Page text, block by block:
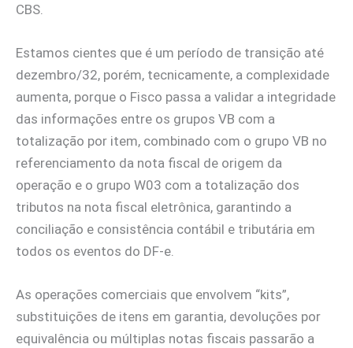
CBS.
Estamos cientes que é um período de transição até
dezembro/32, porém, tecnicamente, a complexidade
aumenta, porque o Fisco passa a validar a integridade
das informações entre os grupos VB com a
totalização por item, combinado com o grupo VB no
referenciamento da nota fiscal de origem da
operação e o grupo W03 com a totalização dos
tributos na nota fiscal eletrônica, garantindo a
conciliação e consistência contábil e tributária em
todos os eventos do DF-e.
As operações comerciais que envolvem “kits”,
substituições de itens em garantia, devoluções por
equivalência ou múltiplas notas fiscais passarão a